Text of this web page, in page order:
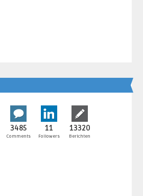
3485
Comments
11
Followers
13320
Berichten